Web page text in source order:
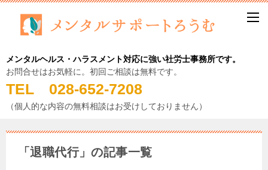
メンタルヘルス・ハラスメント対応に強い社労士事務所です。
お問合せはお気軽に。初回ご相談は無料です。
TEL 028-652-7208
（個人的な内容の無料相談はお受けしておりません）
「退職代行」の記事一覧